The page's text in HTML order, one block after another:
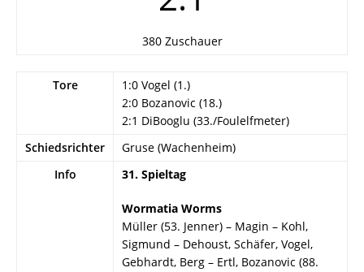
380 Zuschauer
Tore
1:0 Vogel (1.)
2:0 Bozanovic (18.)
2:1 DiBooglu (33./Foulelfmeter)
Schiedsrichter
Gruse (Wachenheim)
Info
31. Spieltag
Wormatia Worms
Müller (53. Jenner) – Magin – Kohl,
Sigmund – Dehoust, Schäfer, Vogel,
Gebhardt, Berg – Ertl, Bozanovic (88.